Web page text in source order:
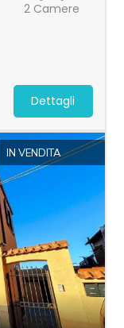
2 Camere
Dettagli
IN VENDITA